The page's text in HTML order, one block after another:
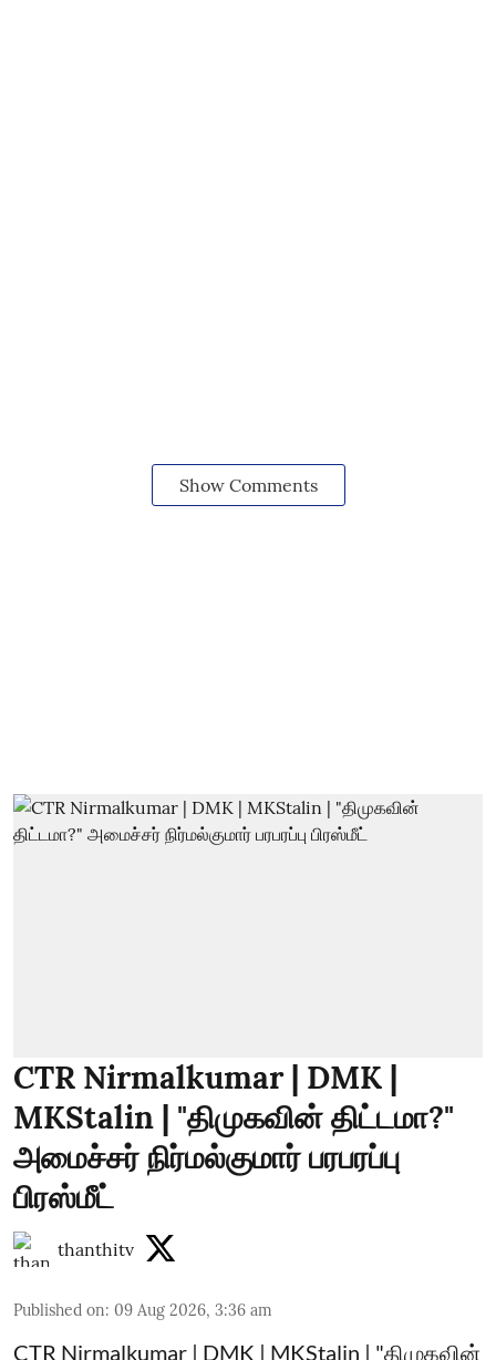
Show Comments
CTR Nirmalkumar | DMK |
MKStalin | "திமுகவின் திட்டமா?"
அமைச்சர் நிர்மல்குமார் பரபரப்பு
பிரஸ்மீட்
thanthitv
Published on: 09 Aug 2026, 3:36 am
CTR Nirmalkumar | DMK | MKStalin | "திமுகவின்